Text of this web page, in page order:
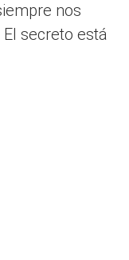
nos
secreto está